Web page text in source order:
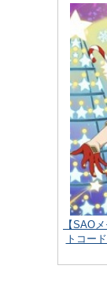
【SAO
トコー